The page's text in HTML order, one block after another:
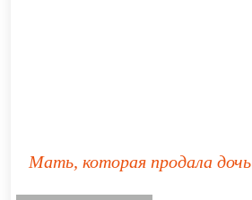
Мать, которая продала дочь